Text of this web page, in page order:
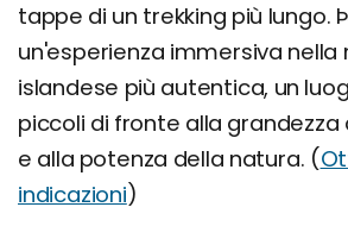
tappe di un trekking più lungo.
un'esperienza immersiva nella
islandese più autentica, un
piccoli di fronte alla
e alla potenza della natura. (
indicazioni)